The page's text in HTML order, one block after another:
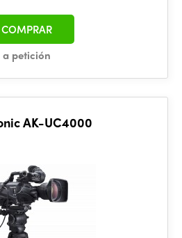
a petición
COMPRAR
AK-UC4000